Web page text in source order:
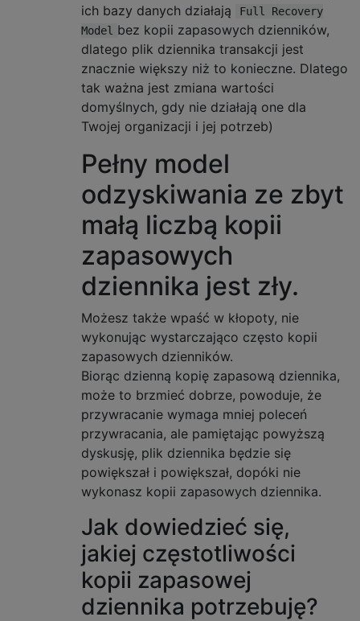
ich bazy danych działają
Full Recovery
Model bez kopii zapasowych dzienników,
dlatego plik dziennika transakcji jest
znacznie większy niż to konieczne. Dlatego
tak ważna jest zmiana wartości
domyślnych, gdy nie działają one dla
Twojej organizacji i jej potrzeb)
Pełny model
odzyskiwania ze zbyt
małą liczbą kopii
zapasowych
dziennika jest zły.
Możesz także wpaść w kłopoty, nie
wykonując wystarczająco często kopii
zapasowych dzienników.
Biorąc dzienną kopię zapasową dziennika,
może to brzmieć dobrze, powoduje, że
przywracanie wymaga mniej poleceń
przywracania, ale pamiętając powyższą
dyskusję, plik dziennika będzie się
powiększał i powiększał, dopóki nie
wykonasz kopii zapasowych dziennika.
Jak dowiedzieć się,
jakiej częstotliwości
kopii zapasowej
dziennika potrzebuję?